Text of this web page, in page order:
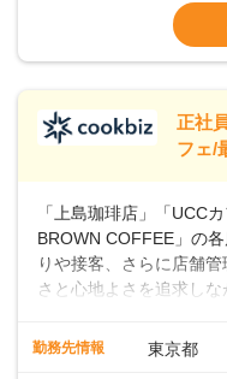
一切無用♪一つひとつを
ないペースで覚えてい
ます・東
※経験・
※別途、
※試用期
■店長職
万円＋賞
正社
フェ/
「上島珈琲店」「UCC
BROWN COFFEE」の
りや接客、さらに店舗
さと心地よさを追求し
の抽出や各種ドリンクの
勤務先情報 東京都